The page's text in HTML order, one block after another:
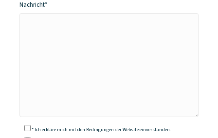
Nachricht*
* Ich erkläre mich mit den Bedingungen der Website einverstanden.